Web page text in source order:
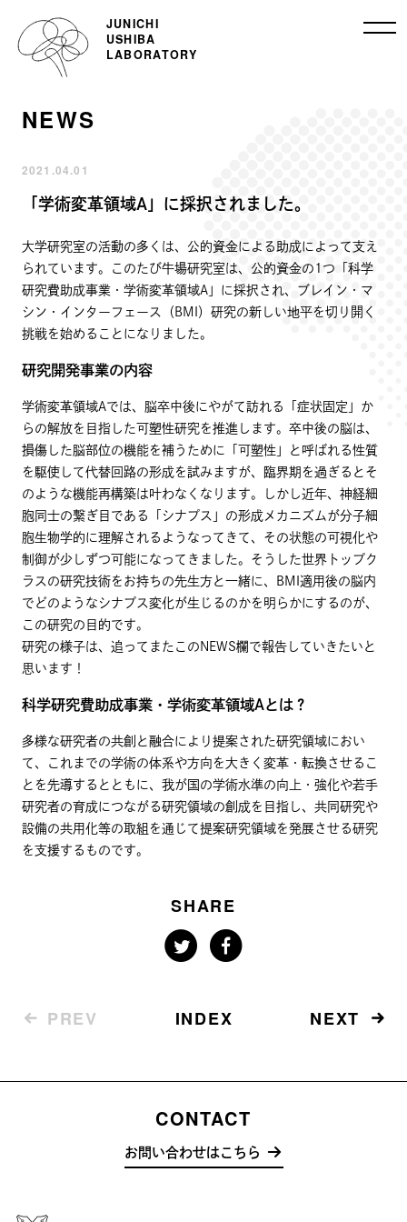
JUNICHI
USHIBA
LABORATORY
NEWS
2021.04.01
「学術変革領域A」に採択されました。
大学研究室の活動の多くは、公的資金による助成によって支え
られています。このたび牛場研究室は、公的資金の1つ「科学
研究費助成事業・学術変革領域A」に採択され、ブレイン・マ
シン・インターフェース（BMI）研究の新しい地平を切り開く
挑戦を始めることになりました。
研究開発事業の内容
学術変革領域Aでは、脳卒中後にやがて訪れる「症状固定」か
らの解放を目指した可塑性研究を推進します。卒中後の脳は、
損傷した脳部位の機能を補うために「可塑性」と呼ばれる性質
を駆使して代替回路の形成を試みますが、臨界期を過ぎるとそ
のような機能再構築は叶わなくなります。しかし近年、神経細
胞同士の繋ぎ目である「シナプス」の形成メカニズムが分子細
胞生物学的に理解されるようなってきて、その状態の可視化や
制御が少しずつ可能になってきました。そうした世界トップク
ラスの研究技術をお持ちの先生方と一緒に、BMI適用後の脳内
でどのようなシナプス変化が生じるのかを明らかにするのが、
この研究の目的です。
研究の様子は、追ってまたこのNEWS欄で報告していきたいと
思います！
科学研究費助成事業・学術変革領域Aとは？
多様な研究者の共創と融合により提案された研究領域におい
て、これまでの学術の体系や方向を大きく変革・転換させるこ
とを先導するとともに、我が国の学術水準の向上・強化や若手
研究者の育成につながる研究領域の創成を目指し、共同研究や
設備の共用化等の取組を通じて提案研究領域を発展させる研究
を支援するものです。
SHARE
PREV INDEX NEXT
CONTACT
お問い合わせはこちら